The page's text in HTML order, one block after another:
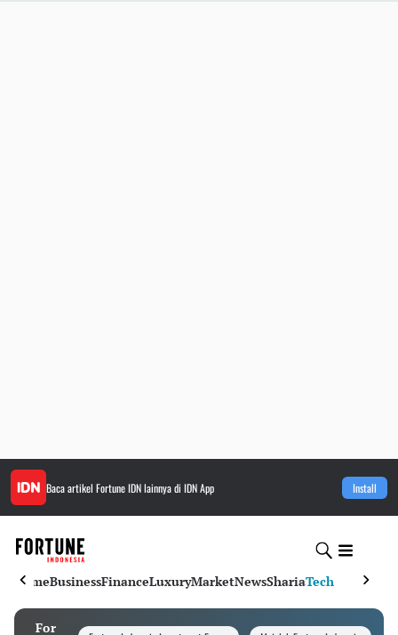
Baca artikel Fortune IDNlainnya di IDN App Install
HomeBusinessFinanceLuxuryMarketNewsShariaTech
For